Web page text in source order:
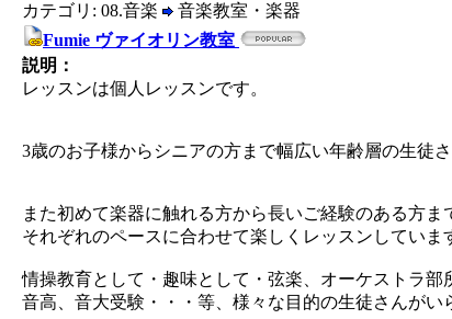
カテゴリ: 08.音楽
音楽教室・楽器
Fumie ヴァイオリン教室
説明：
レッスンは個人レッスンです。
3歳のお子様からシニアの方まで幅広い年齢層の生徒さ
また初めて楽器に触れる方から長いご経験のある方ま
それぞれのペースに合わせて楽しくレッスンしていま
情操教育として・趣味として・弦楽、オーケストラ部
音高、音大受験・・・等、様々な目的の生徒さんがい